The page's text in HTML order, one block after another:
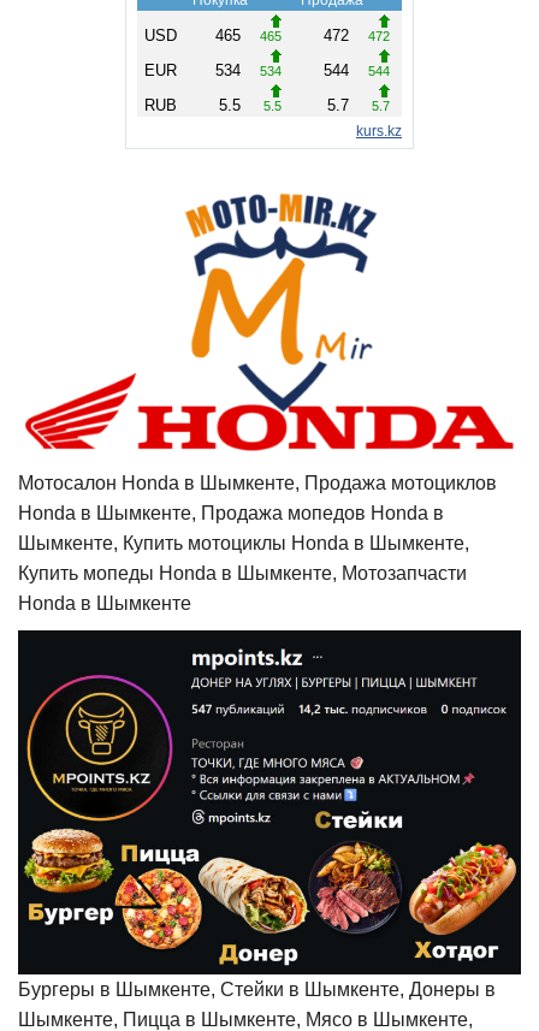
Мотосалон Honda в Шымкенте, Продажа мотоциклов
Honda в Шымкенте, Продажа мопедов Honda в
Шымкенте, Купить мотоциклы Honda в Шымкенте,
Купить мопеды Honda в Шымкенте, Мотозапчасти
Honda в Шымкенте
Бургеры в Шымкенте, Стейки в Шымкенте, Донеры в
Шымкенте, Пицца в Шымкенте, Мясо в Шымкенте,